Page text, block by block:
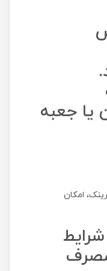
یا جعبه
امکان